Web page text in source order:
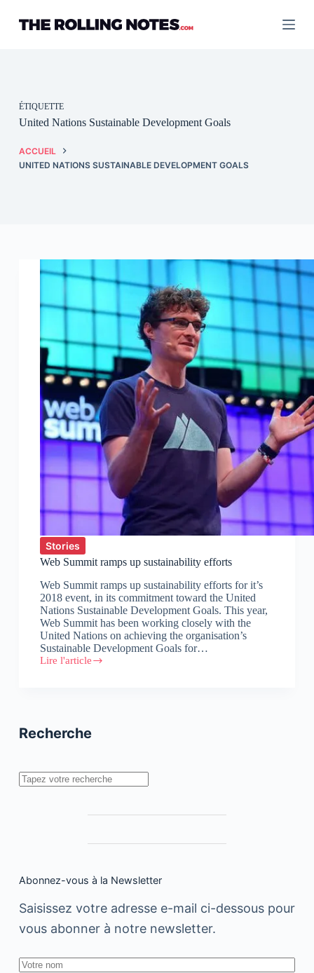
contenu
ÉTIQUETTE
United Nations Sustainable Development Goals
ACCUEIL
UNITED NATIONS SUSTAINABLE DEVELOPMENT GOALS
Stories
Web Summit ramps up sustainability efforts
Web Summit ramps up sustainability efforts for it’s
2018 event, in its commitment toward the United
Nations Sustainable Development Goals. This year,
Web Summit has been working closely with the
United Nations on achieving the organisation’s ​
Sustainable Development Goals for…
Lire l'article
Web
Recherche
Rechercher
Abonnez-vous à la Newsletter
Saisissez votre adresse e-mail ci-dessous pour
vous abonner à notre newsletter.